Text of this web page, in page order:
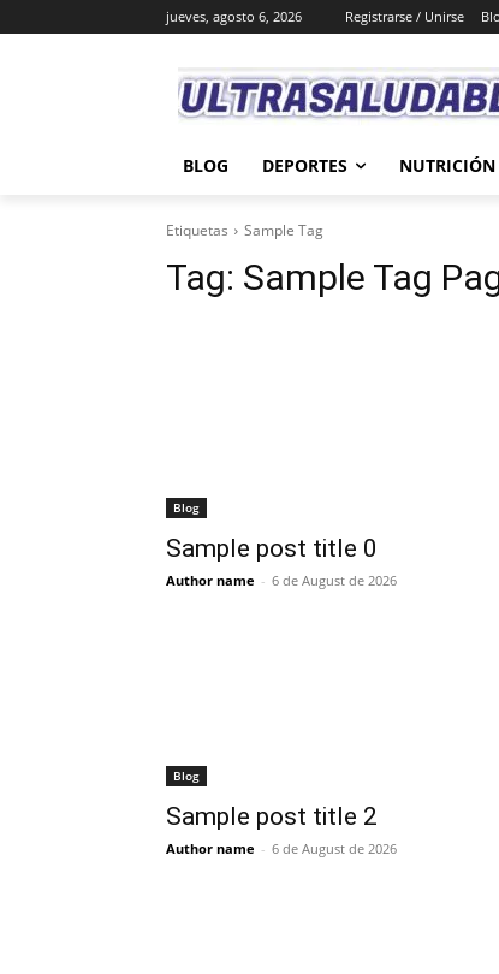
jueves, agosto 6, 2026 Registrarse / Unirse
BLOG DEPORTES NUTRICIÓN
Etiquetas Sample Tag
Tag: Sample Tag
Blog
Sample post title 0
Author name - 6 de August de 2026
Blog
Sample post title 2
Author name - 6 de August de 2026